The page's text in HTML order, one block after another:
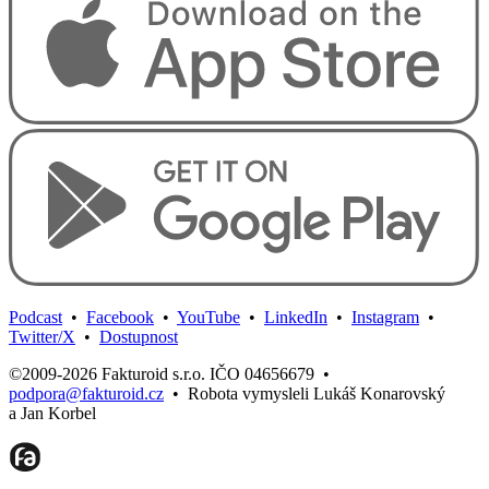
Podcast • Facebook • YouTube • LinkedIn • Instagram •
Twitter/X • Dostupnost
©2009-2026 Fakturoid s.r.o. IČO 04656679 •
podpora@fakturoid.cz • Robota vymysleli Lukáš Konarovský
a Jan Korbel